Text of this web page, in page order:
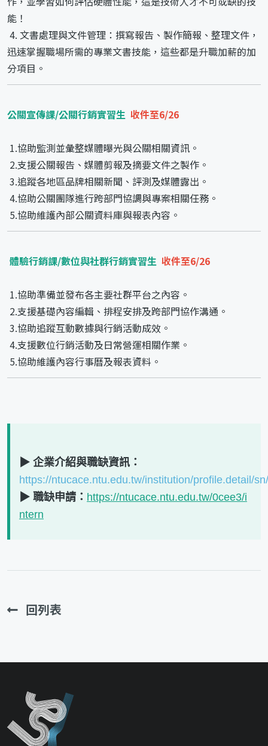
能！
4. 文書處理與文件管理：撰寫報告、製作簡報、整理文件，
迅速掌握職場所需的專業文書技能，這些都是升職加薪的加
分項目。
公關宣傳課/公關行銷實習生 收件至6/26
1.協助監測並彙整媒體曝光與公關相關資訊。
2.支援公關報告、媒體剪報及摘要文件之製作。
3.追蹤各地區品牌相關新聞、評測及媒體露出。
4.協助公關團隊進行跨部門協調與專案相關任務。
5.協助維護內部公關資料庫與報表內容。
體驗行銷課/數位與社群行銷實習生 收件至6/26
1.協助準備並發布各主要社群平台之內容。
2.支援基礎內容編輯、排程安排及跨部門協作溝通。
3.協助追蹤互動數據與行銷活動成效。
4.支援數位行銷活動及日常營運相關作業。
5.協助維護內容行事曆及報表資料。
▶ 企業介紹與職缺資訊：
https://ntucace.ntu.edu.tw/institution/profile.detail/
▶ 職缺申請： https://ntucace.ntu.edu.tw/0cee3/i
ntern
回列表